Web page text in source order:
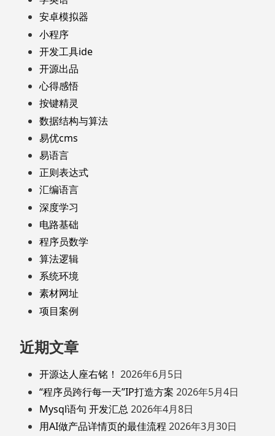
安卓模拟器
小程序
开发工具ide
开源出品
心得感悟
按键精灵
数据结构与算法
易优cms
易语言
正则表达式
汇编语言
深度学习
电路基础
程序员数学
算法逻辑
系统环境
素材网址
项目案例
近期文章
开源达人座右铭！ 2026年6月5日
“程序员跨行每一天”IP打造方案 2026年5月4日
Mysql语句 开发汇总 2026年4月8日
用AI做产品详情页的最佳流程 2026年3月30日